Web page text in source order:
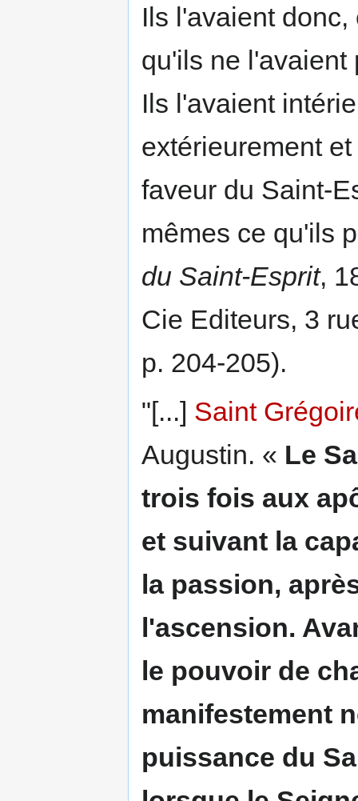
Ils l'avaient
qu'ils ne l'avaient
Ils l'avaient
extérieurement
faveur du Saint-
mêmes ce qu'ils
du Saint-Esprit,
Cie Editeurs, 3
p. 204-205).
"[...] Saint
Augustin. « Le
trois fois aux
et suivant la
la passion,
l'ascension.
le pouvoir de
manifestement
puissance du